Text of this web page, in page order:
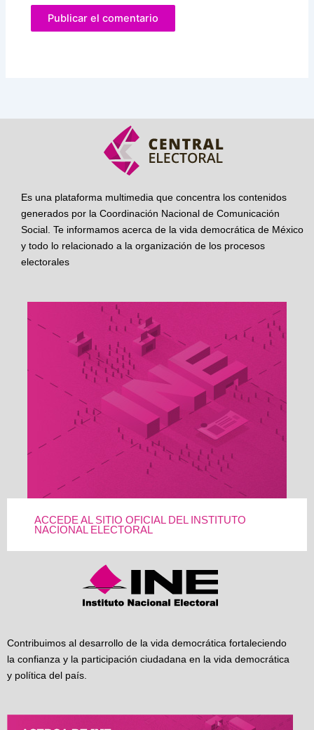
Es una plataforma multimedia que concentra los contenidos
generados por la Coordinación Nacional de Comunicación
Social. Te informamos acerca de la vida democrática de México
y todo lo relacionado a la organización de los procesos
electorales
ACCEDE AL SITIO OFICIAL DEL INSTITUTO
NACIONAL ELECTORAL
Contribuimos al desarrollo de la vida democrática fortaleciendo
la confianza y la participación ciudadana en la vida democrática
y política del país.